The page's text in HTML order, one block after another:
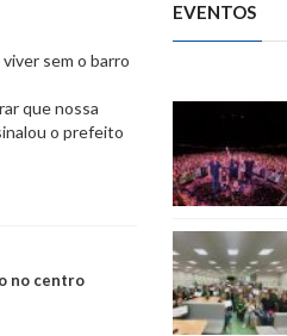
sem o barro
que nossa
o prefeito
no centro
EVENTOS